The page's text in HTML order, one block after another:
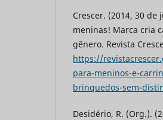
Crescer. (2014, 30
meninas! Marca cria
gênero. Revista
https://
para-meninos-e-
brinquedos-sem-
Desidério, R. (Org.).